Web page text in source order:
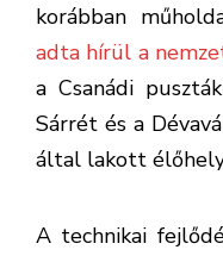
korábban
adta hírül a
a Csanádi
Sárrét és a
által lakott
A technikai